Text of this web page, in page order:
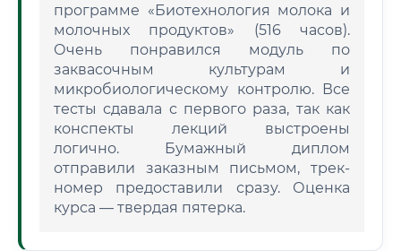
программе «Биотехнология молока и
молочных продуктов» (516 часов).
Очень понравился модуль по
заквасочным культурам и
микробиологическому контролю. Все
тесты сдавала с первого раза, так как
конспекты лекций выстроены
логично. Бумажный диплом
отправили заказным письмом, трек-
номер предоставили сразу. Оценка
курса — твердая пятерка.